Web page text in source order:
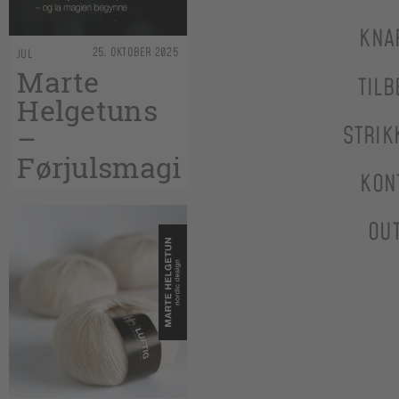
JUL 25. OKTOBER 2025
Marte
Helgetuns
–
Førjulsmagi